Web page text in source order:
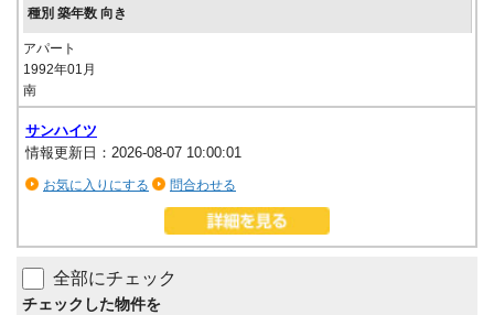
アパート
1992年01月
南
サンハイツ
情報更新日：2026-08-07 10:00:01
お気に入りにする 問合わせる
全部にチェック
チェックした物件を